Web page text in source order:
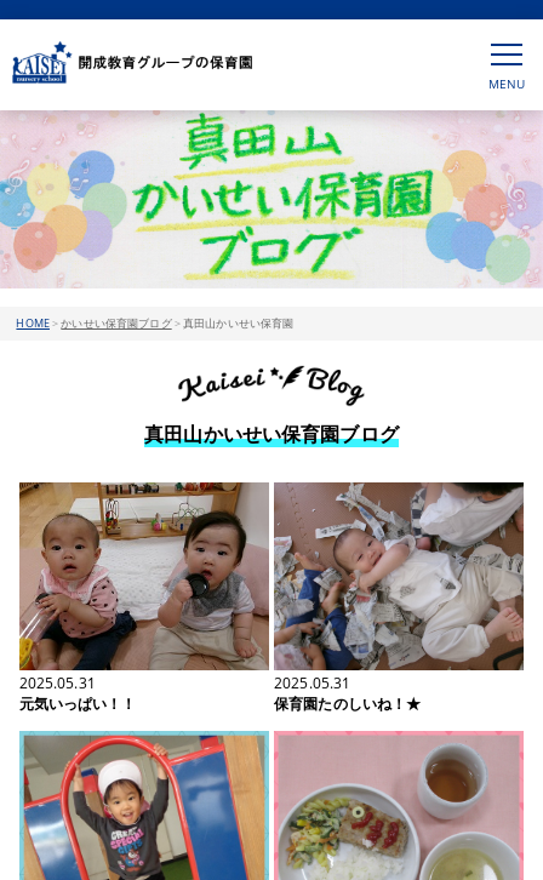
HOME>かいせい保育園ブログ>真田山かいせい保育園
真田山かいせい保育園ブログ
2025.05.31
元気いっぱい！！
2025.05.31
保育園たのしいね！★